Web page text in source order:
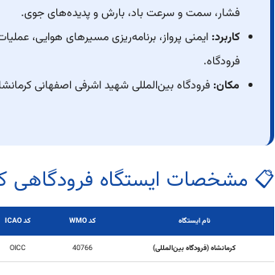
فشار، سمت و سرعت باد، بارش و پدیده‌های جوی.
کاربرد: ایمنی پرواز، برنامه‌ریزی مسیرهای هوایی،
فرودگاه.
مکان: فرودگاه بین‌المللی شهید اشرفی اصفهانی
📋 مشخصات ایستگاه فرودگاهی
نام ایستگاه کد WMO کد ICAO
کرمانشاه (فرودگاه بین‌المللی) 40766
OICC